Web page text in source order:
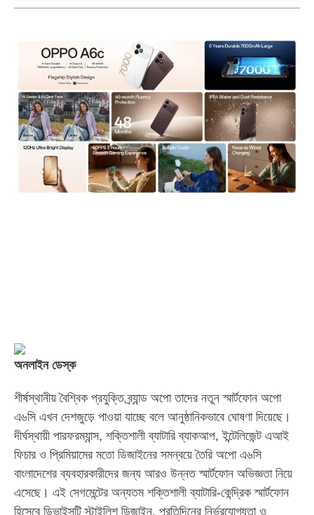
অনলাইন ডেস্ক
শীর্ষস্থানীয় বৈশ্বিক প্রযুক্তি ব্র্যান্ড অপো তাদের নতুন স্মার্টফোন অপো
এ৬সি এখন দেশজুড়ে পাওয়া যাচ্ছে বলে আনুষ্ঠানিকভাবে ঘোষণা দিয়েছে।
দীর্ঘস্থায়ী পারফরম্যান্স, শক্তিশালী ব্যাটারি ব্যাকআপ, ইন্টেলিজেন্ট এআই
ফিচার ও প্রিমিয়ামের মতো ডিজাইনের সমন্বয়ে তৈরি অপো এ৬সি
বাংলাদেশের ব্যবহারকারীদের জন্য আরও উন্নত স্মার্টফোন অভিজ্ঞতা নিয়ে
এসেছে। এই সেগমেন্টের অন্যতম শক্তিশালী ব্যাটারি-কেন্দ্রিক স্মার্টফোন
হিসেবে ডিভাইসটি স্টাইলিশ ডিজাইন, প্রতিদিনের নির্ভরযোগ্যতা ও